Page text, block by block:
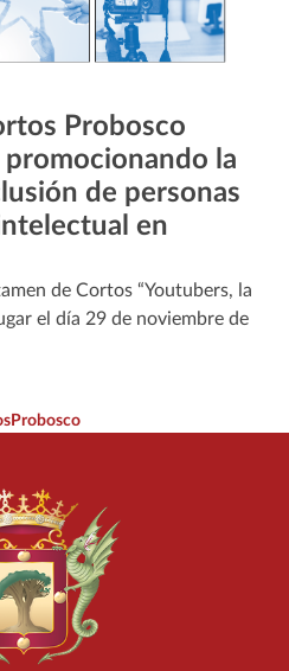
Probosco
la
de personas
en
de Cortos “Youtubers, la
el día 29 de noviembre de